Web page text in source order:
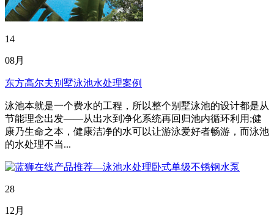
14
08月
东方高尔夫别墅泳池水处理案例
泳池本就是一个费水的工程，所以整个别墅泳池的设计都是从
节能理念出发——从出水到净化系统再回归池内循环利用;健
康乃生命之本，健康洁净的水可以让游泳爱好者畅游，而泳池
的水处理不当...
28
12月